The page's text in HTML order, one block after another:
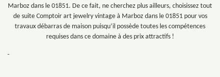
Marboz dans le 01851. De ce fait, ne cherchez plus ailleurs, choisissez tout
de suite Comptoir art jewelry vintage à Marboz dans le 01851 pour vos
travaux débarras de maison puisqu’il possède toutes les compétences
requises dans ce domaine à des prix attractifs !
-